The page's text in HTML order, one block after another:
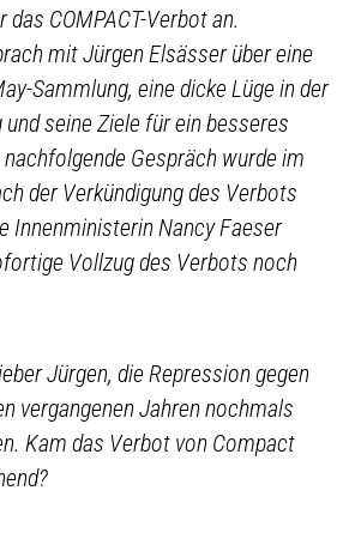
COMPACT-Verbot an.
mit Jürgen Elsässer über eine
Sammlung, eine dicke Lüge in der
seine Ziele für ein besseres
nachfolgende Gespräch wurde im
der Verkündigung des Verbots
Innenministerin Nancy Faeser
Vollzug des Verbots noch
Jürgen, die Repression gegen
vergangenen Jahren nochmals
Kam das Verbot von Compact